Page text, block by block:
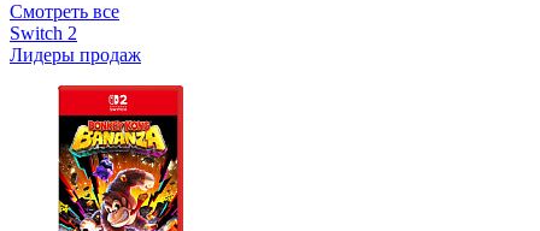
Смотреть все
Switch 2
Лидеры продаж